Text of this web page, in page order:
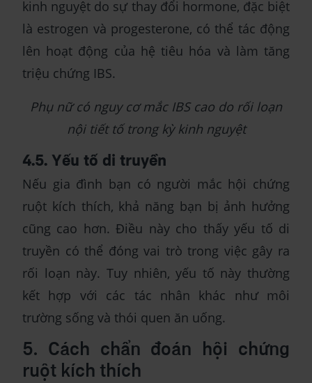
kinh nguyệt do sự thay đổi hormone, đặc biệt
là estrogen và progesterone, có thể tác động
lên hoạt động của hệ tiêu hóa và làm tăng
triệu chứng IBS.
Phụ nữ có nguy cơ mắc IBS cao do rối loạn
nội tiết tố trong kỳ kinh nguyệt
4.5. Yếu tố di truyền
Nếu gia đình bạn có người mắc hội chứng
ruột kích thích, khả năng bạn bị ảnh hưởng
cũng cao hơn. Điều này cho thấy yếu tố di
truyền có thể đóng vai trò trong việc gây ra
rối loạn này. Tuy nhiên, yếu tố này thường
kết hợp với các tác nhân khác như môi
trường sống và thói quen ăn uống.
5. Cách chẩn đoán hội chứng
ruột kích thích